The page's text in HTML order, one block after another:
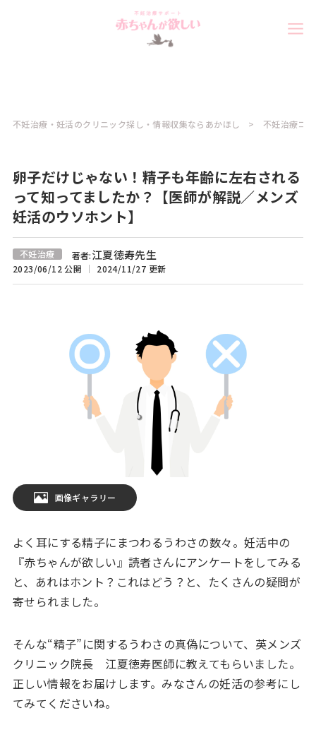
不妊治療・妊活のクリニック探し・情報収集ならあかほし 不妊治療コ
卵子だけじゃない！精子も年齢に左右される
って知ってましたか？【医師が解説／メンズ
妊活のウソホント】
不妊治療 著者:江夏徳寿先生
2023/06/12 公開 2024/11/27 更新
画像ギャラリー
よく耳にする精子にまつわるうわさの数々。妊活中の
『赤ちゃんが欲しい』読者さんにアンケートをしてみる
と、あれはホント？これはどう？と、たくさんの疑問が
寄せられました。
そんな“精子”に関するうわさの真偽について、英メンズ
クリニック院長 江夏徳寿医師に教えてもらいました。
正しい情報をお届けします。みなさんの妊活の参考にし
てみてくださいね。